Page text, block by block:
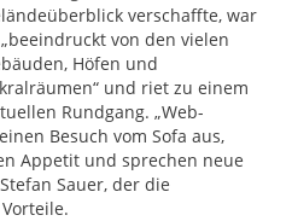
verschaffte, war
von den vielen
Höfen und
und riet zu einem
Rundgang. „Web-
Besuch vom Sofa aus,
Appetit und sprechen neue
Sauer, der die